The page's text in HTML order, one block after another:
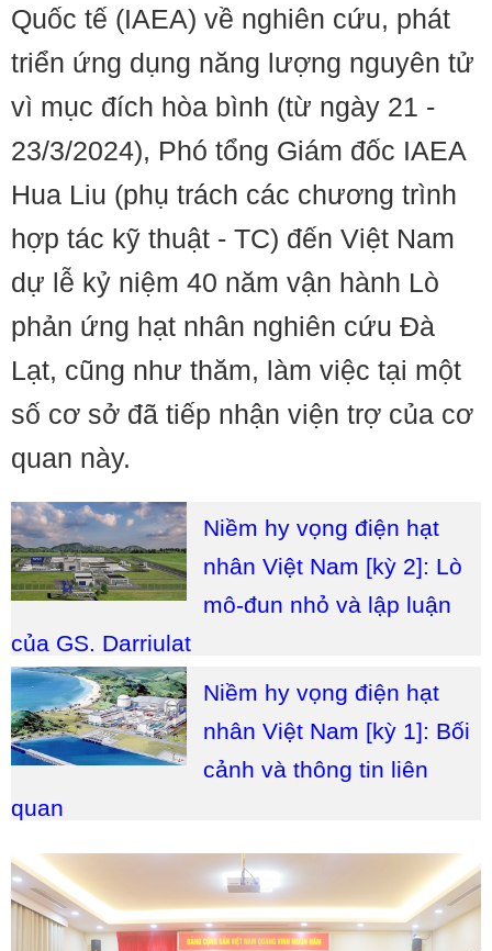
Quốc tế (IAEA) về nghiên cứu, phát
triển ứng dụng năng lượng nguyên tử
vì mục đích hòa bình (từ ngày 21 -
23/3/2024), Phó tổng Giám đốc IAEA
Hua Liu (phụ trách các chương trình
hợp tác kỹ thuật - TC) đến Việt Nam
dự lễ kỷ niệm 40 năm vận hành Lò
phản ứng hạt nhân nghiên cứu Đà
Lạt, cũng như thăm, làm việc tại một
số cơ sở đã tiếp nhận viện trợ của cơ
quan này.
Niềm hy vọng điện hạt
nhân Việt Nam [kỳ 2]: Lò
mô-đun nhỏ và lập luận
của GS. Darriulat
Niềm hy vọng điện hạt
nhân Việt Nam [kỳ 1]: Bối
cảnh và thông tin liên
quan